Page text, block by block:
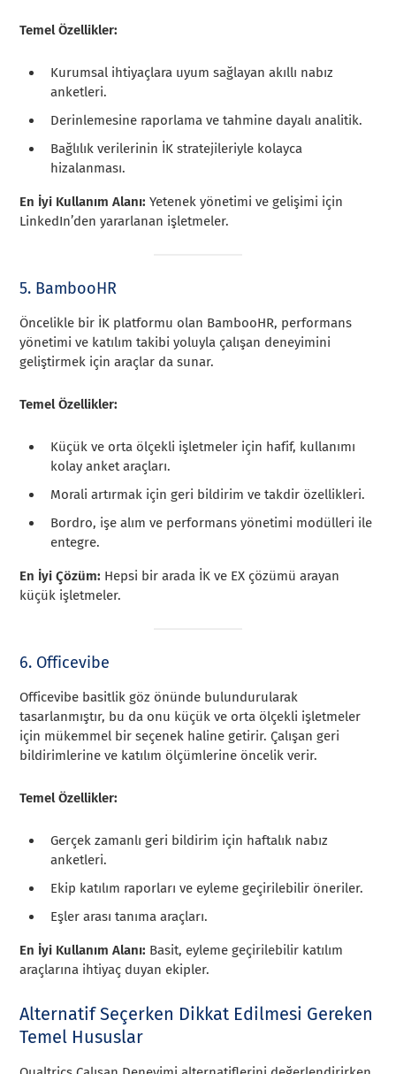
Temel Özellikler:
Kurumsal ihtiyaçlara uyum sağlayan akıllı nabız
anketleri.
Derinlemesine raporlama ve tahmine dayalı analitik.
Bağlılık verilerinin İK stratejileriyle kolayca
hizalanması.
En İyi Kullanım Alanı: Yetenek yönetimi ve gelişimi için
LinkedIn’den yararlanan işletmeler.
5. BambooHR
Öncelikle bir İK platformu olan BambooHR, performans
yönetimi ve katılım takibi yoluyla çalışan deneyimini
geliştirmek için araçlar da sunar.
Temel Özellikler:
Küçük ve orta ölçekli işletmeler için hafif, kullanımı
kolay anket araçları.
Morali artırmak için geri bildirim ve takdir özellikleri.
Bordro, işe alım ve performans yönetimi modülleri ile
entegre.
En İyi Çözüm: Hepsi bir arada İK ve EX çözümü arayan
küçük işletmeler.
6. Officevibe
Officevibe basitlik göz önünde bulundurularak
tasarlanmıştır, bu da onu küçük ve orta ölçekli işletmeler
için mükemmel bir seçenek haline getirir. Çalışan geri
bildirimlerine ve katılım ölçümlerine öncelik verir.
Temel Özellikler:
Gerçek zamanlı geri bildirim için haftalık nabız
anketleri.
Ekip katılım raporları ve eyleme geçirilebilir öneriler.
Eşler arası tanıma araçları.
En İyi Kullanım Alanı: Basit, eyleme geçirilebilir katılım
araçlarına ihtiyaç duyan ekipler.
Alternatif Seçerken Dikkat Edilmesi Gereken
Temel Hususlar